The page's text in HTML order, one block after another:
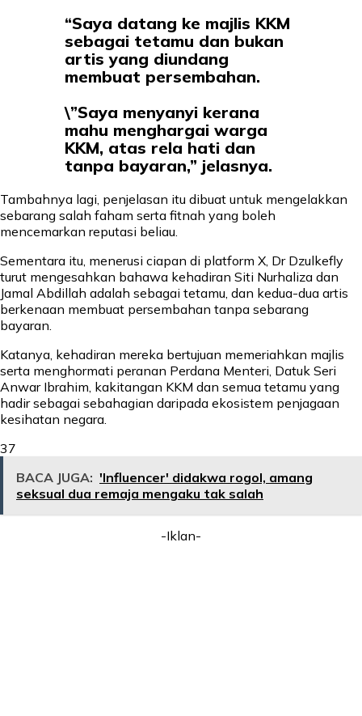
“Saya datang ke majlis KKM
sebagai tetamu dan bukan
artis yang diundang
membuat persembahan.
\”Saya menyanyi kerana
mahu menghargai warga
KKM, atas rela hati dan
tanpa bayaran,” jelasnya.
Tambahnya lagi, penjelasan itu dibuat untuk mengelakkan
sebarang salah faham serta fitnah yang boleh
mencemarkan reputasi beliau.
Sementara itu, menerusi ciapan di platform X, Dr Dzulkefly
turut mengesahkan bahawa kehadiran Siti Nurhaliza dan
Jamal Abdillah adalah sebagai tetamu, dan kedua-dua artis
berkenaan membuat persembahan tanpa sebarang
bayaran.
Katanya, kehadiran mereka bertujuan memeriahkan majlis
serta menghormati peranan Perdana Menteri, Datuk Seri
Anwar Ibrahim, kakitangan KKM dan semua tetamu yang
hadir sebagai sebahagian daripada ekosistem penjagaan
kesihatan negara.
37
BACA JUGA: 'Influencer' didakwa rogol, amang
seksual dua remaja mengaku tak salah
-Iklan-